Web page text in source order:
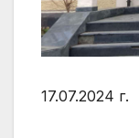
17.07.2024 г.